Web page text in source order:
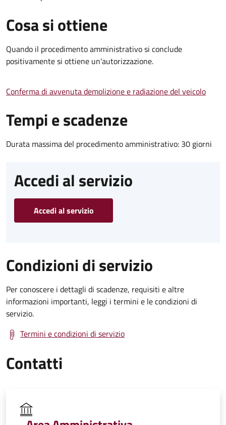
Cosa si ottiene
Quando il procedimento amministrativo si conclude
positivamente si ottiene un'autorizzazione.
Conferma di avvenuta demolizione e radiazione del veicolo
Tempi e scadenze
Durata massima del procedimento amministrativo: 30 giorni
Accedi al servizio
Accedi al servizio
Condizioni di servizio
Per conoscere i dettagli di scadenze, requisiti e altre
informazioni importanti, leggi i termini e le condizioni di
servizio.
Termini e condizioni di servizio
Contatti